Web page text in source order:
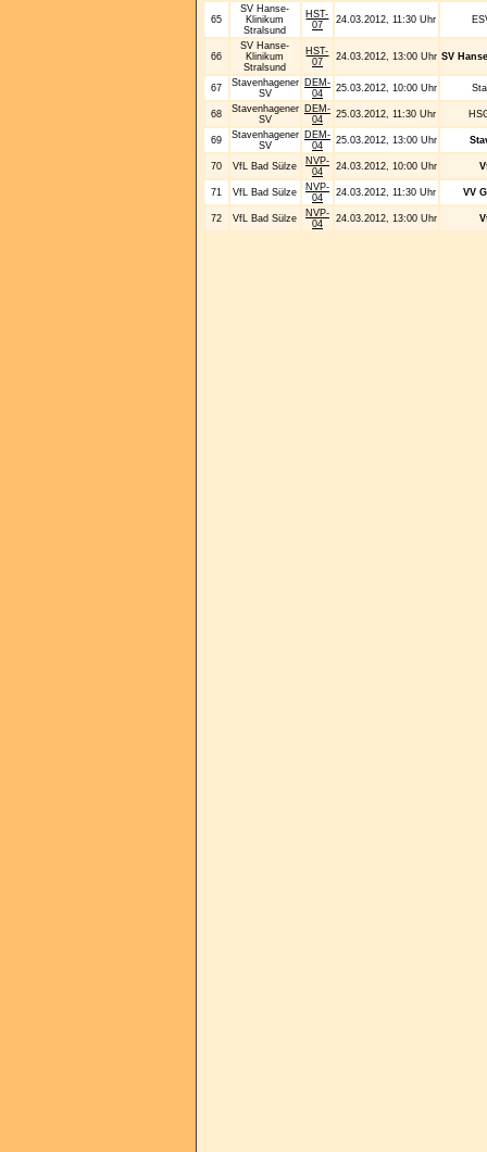
65
SV Hanse-
Klinikum
Stralsund
HST-
07
24.03.2012, 11:30 Uhr
66
SV Hanse-
Klinikum
Stralsund
HST-
07
24.03.2012, 13:00 Uhr SV
67
Stavenhagener
SV
DEM-
04
25.03.2012, 10:00 Uhr
68
Stavenhagener
SV
DEM-
04
25.03.2012, 11:30 Uhr
69
Stavenhagener
SV
DEM-
04
25.03.2012, 13:00 Uhr
70 VfL Bad Sülze
NVP-
04
24.03.2012, 10:00 Uhr
71 VfL Bad Sülze
NVP-
04
24.03.2012, 11:30 Uhr VV
72 VfL Bad Sülze
NVP-
04
24.03.2012, 13:00 Uhr